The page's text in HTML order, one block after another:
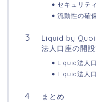
セキュリテ
流動性の確
Liquid by
法人口座の開
Liquid法人
Liquid法人
まとめ